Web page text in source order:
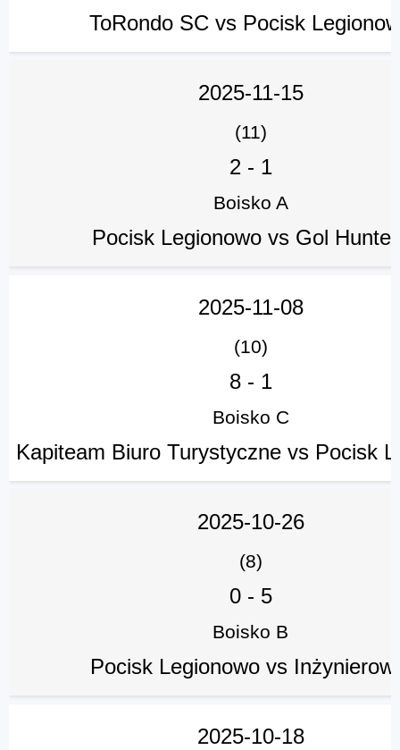
ToRondo SC vs Pocisk
2025-11-15
(11)
2- 1
Boisko A
Pocisk Legionowo vs Gol
2025-11-08
(10)
8- 1
Boisko C
Kapiteam Biuro Turystyczne vs Pocisk
2025-10-26
(8)
0- 5
Boisko B
Pocisk Legionowo vs
2025-10-18